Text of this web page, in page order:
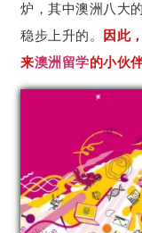
炉，其中澳洲八大
稳步上升的。
因此
来澳洲留学的小伙